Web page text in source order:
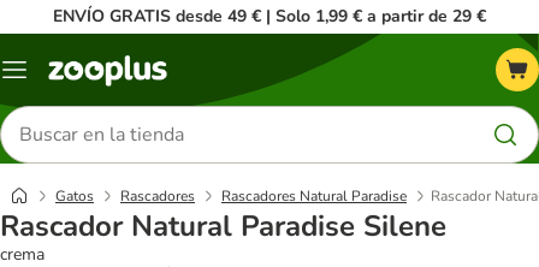
ENVÍO GRATIS desde 49 € | Solo 1,99 € a partir de 29 €
Menú
Buscar
productos
Gatos Rascadores Rascadores Natural Paradise Rascador
Rascador Natural Paradise Silene
crema